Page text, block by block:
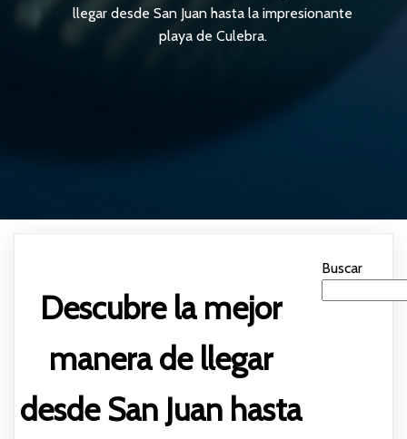
llegar desde San Juan hasta la impresionante
playa de Culebra.
Descubre la mejor
manera de llegar
desde San Juan hasta
Buscar